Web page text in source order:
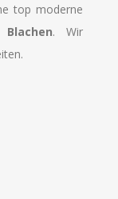
top moderne
. Wir